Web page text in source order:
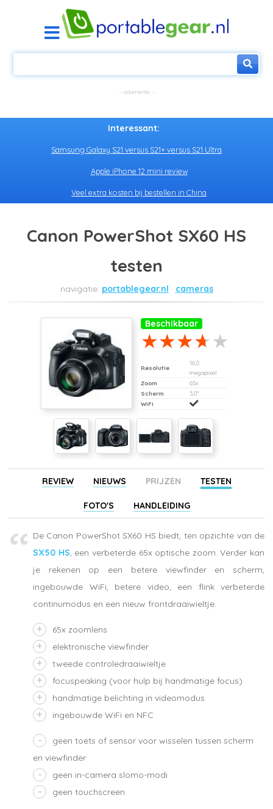
Interessant:
Samsung Galaxy S21 versus S21+ versus S21 Ultra
Apple iPhone 12 mini review
Veel extra kosten bij bestellen in China
Canon PowerShot SX60 HS
testen
portablegear.nl cameras
Beschikbaar
Resolutie
16,0
megapixel
Zoom
65x
Scherm
3,0"
WiFi
REVIEW NIEUWS PRIJZEN TESTEN
FOTO'S HANDLEIDING
De Canon PowerShot SX60 HS biedt, ten opzichte van de
SX50 HS , een verbeterde 65x optische zoom. Verder kan
je rekenen op een betere viewfinder en scherm,
ingebouwde WiFi, betere video, een flink verbeterde
continumodus en een nieuw frontdraaiwieltje.
65x zoomlens
elektronische viewfinder
tweede controledraaiwieltje
focuspeaking (voor hulp bij handmatige focus)
handmatige belichting in videomodus
ingebouwde WiFi en NFC
geen toets of sensor voor wisselen tussen scherm
en viewfinder
geen in-camera slomo-modi
geen touchscreen